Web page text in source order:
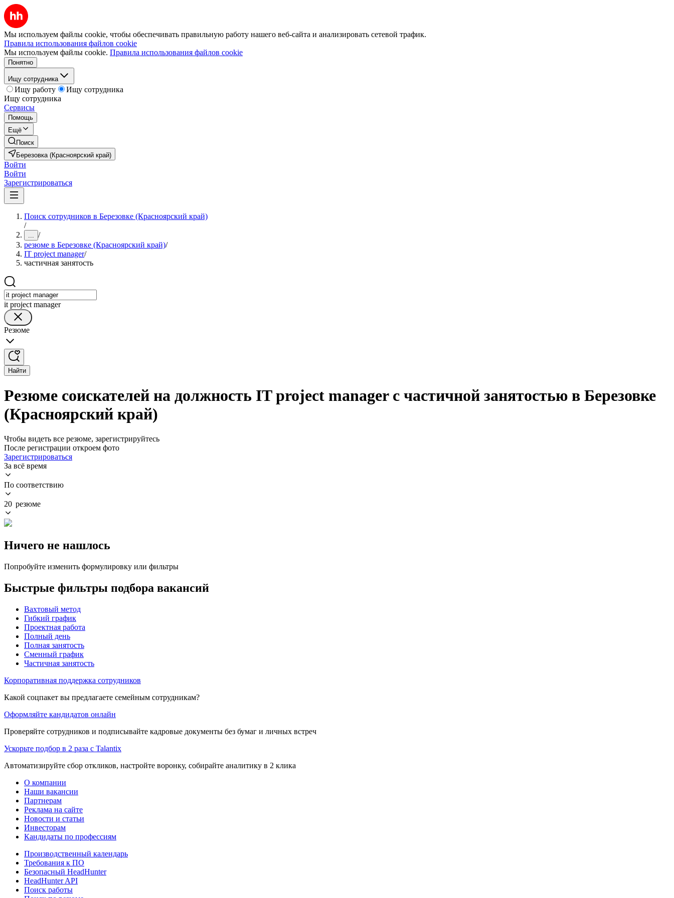
Мы используем файлы cookie, чтобы обеспечивать правильную работу нашего веб-сайта и анализировать сетевой трафик.
Правила использования файлов cookie
Мы используем файлы cookie. Правила использования файлов cookie
Понятно
Ищу сотрудника
Ищу работу
Ищу сотрудника
Ищу сотрудника
Сервисы
Помощь
Ещё
Поиск
Березовка (Красноярский край)
Войти
Войти
Зарегистрироваться
Поиск сотрудников в Березовке (Красноярский край)
/
... /
резюме в Березовке (Красноярский край)/
IT project manager/
частичная занятость
it project manager
Резюме
Найти
Резюме соискателей на должность IT project manager с частичной занятостью в Березовке
(Красноярский край)
Чтобы видеть все резюме, зарегистрируйтесь
После регистрации откроем фото
Зарегистрироваться
За всё время
По соответствию
20 резюме
Ничего не нашлось
Попробуйте изменить формулировку или фильтры
Быстрые фильтры подбора вакансий
Вахтовый метод
Гибкий график
Проектная работа
Полный день
Полная занятость
Сменный график
Частичная занятость
Корпоративная поддержка сотрудников
Какой соцпакет вы предлагаете семейным сотрудникам?
Оформляйте кандидатов онлайн
Проверяйте сотрудников и подписывайте кадровые документы без бумаг и личных встреч
Ускорьте подбор в 2 раза с Talantix
Автоматизируйте сбор откликов, настройте воронку, собирайте аналитику в 2 клика
О компании
Наши вакансии
Партнерам
Реклама на сайте
Новости и статьи
Инвесторам
Кандидаты по профессиям
Производственный календарь
Требования к ПО
Безопасный HeadHunter
HeadHunter API
Поиск работы